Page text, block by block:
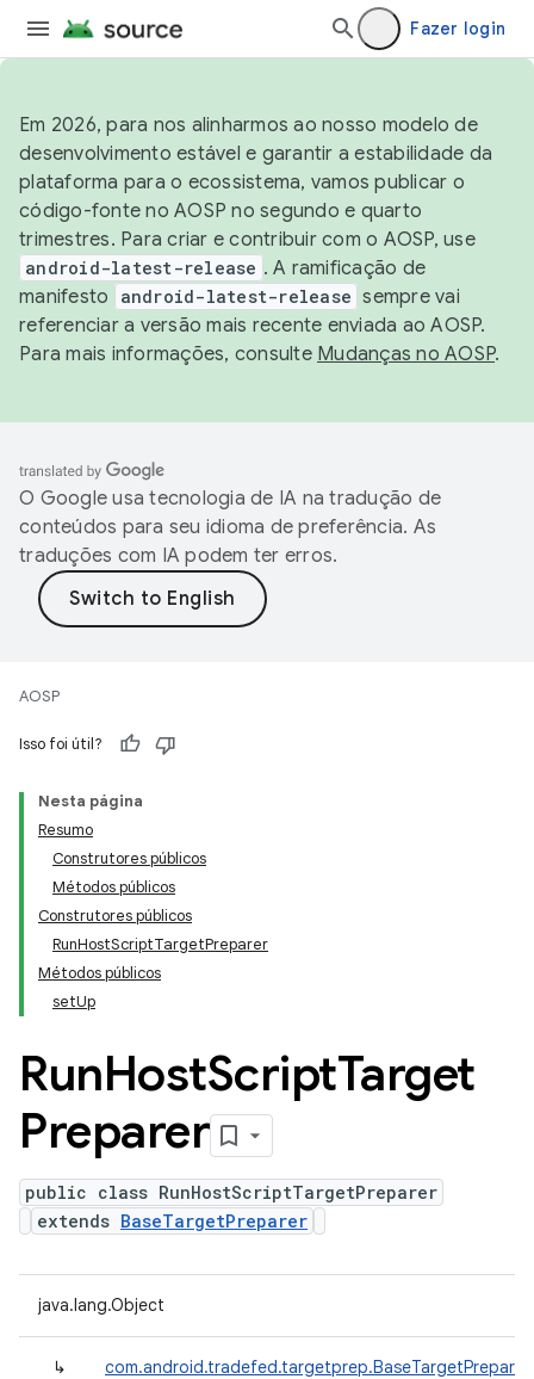
Fazer login
Em 2026, para nos alinharmos ao nosso modelo de
desenvolvimento estável e garantir a estabilidade da
plataforma para o ecossistema, vamos publicar o
código-fonte no AOSP no segundo e quarto
trimestres. Para criar e contribuir com o AOSP, use
android-latest-release . A ramificação de
manifesto
android-latest-release sempre vai
referenciar a versão mais recente enviada ao AOSP.
Para mais informações, consulte Mudanças no AOSP.
O Google usa tecnologia de IA na tradução de
conteúdos para seu idioma de preferência. As
traduções com IA podem ter erros.
AOSP
Isso foi útil?
Nesta página
Resumo
Construtores públicos
Métodos públicos
Construtores públicos
RunHostScriptTargetPreparer
Métodos públicos
setUp
RunHostScriptTarget
Preparer
public class RunHostScriptTargetPreparer
extends BaseTargetPreparer
java.lang.Object
↳ com.android.tradefed.targetprep.BaseTargetPreparer